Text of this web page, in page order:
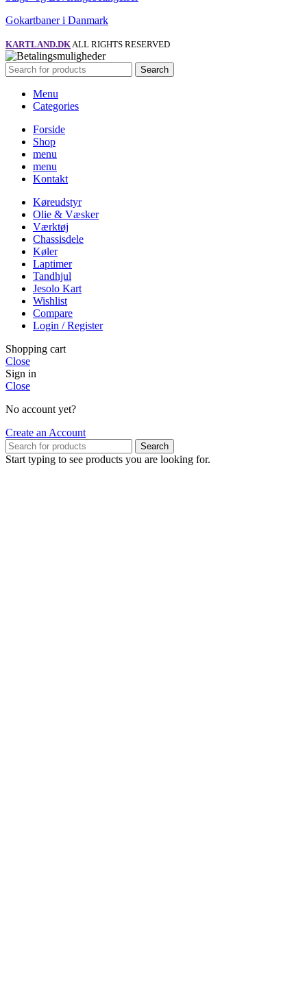
Gokartbaner i Danmark
KARTLAND.DKALL RIGHTS RESERVED
Search
Menu
Categories
Forside
Shop
menu
menu
Kontakt
Køreudstyr
Olie & Væsker
Værktøj
Chassisdele
Køler
Laptimer
Tandhjul
Jesolo Kart
Wishlist
Compare
Login / Register
Shopping cart
Close
Sign in
Close
No account yet?
Create an Account
Search
Start typing to see products you are looking for.